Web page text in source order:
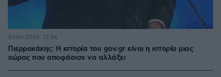
Πιερρακάκης: Η ιστορία του gov.gr είναι η ιστορία μιας
χώρας που αποφάσισε να αλλάξει
09.06.2026, 12:56